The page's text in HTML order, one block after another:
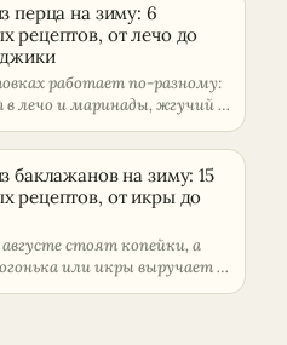
перца на зиму: 6
рецептов, от лечо до
работает по-разному:
в лечо и маринады, жгучий …
баклажанов на зиму: 15
рецептов, от икры до
стоят копейки, а
или икры выручает и